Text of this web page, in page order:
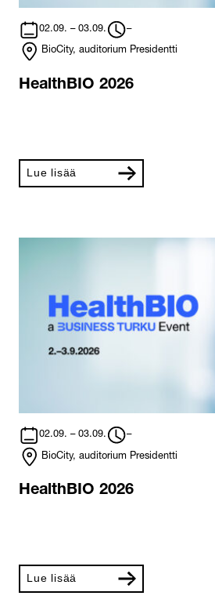
02.09. – 03.09. –
BioCity, auditorium Presidentti
HealthBIO 2026
Lue lisää
02.09. – 03.09. –
BioCity, auditorium Presidentti
HealthBIO 2026
Lue lisää